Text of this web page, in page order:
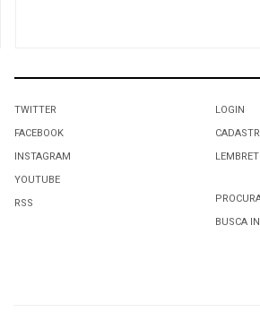
TWITTER
FACEBOOK
INSTAGRAM
YOUTUBE
RSS
LOGIN
BUSCA